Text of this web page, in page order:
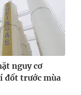
nguy cơ
đốt trước mùa